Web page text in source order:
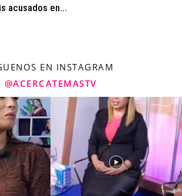
acusados en...
EN INSTAGRAM
@ACERCATEMASTV